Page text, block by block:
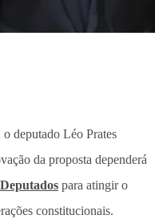
o deputado Léo Prates
da proposta dependerá
para atingir o
constitucionais.